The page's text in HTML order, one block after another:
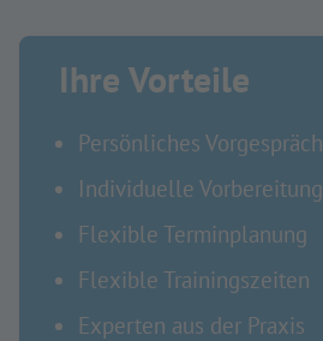
Ihre Vorteile
Persönliches Vorgespräch
Individuelle Vorbereitung
Flexible Terminplanung
Flexible Trainingszeiten
Experten aus der Praxis